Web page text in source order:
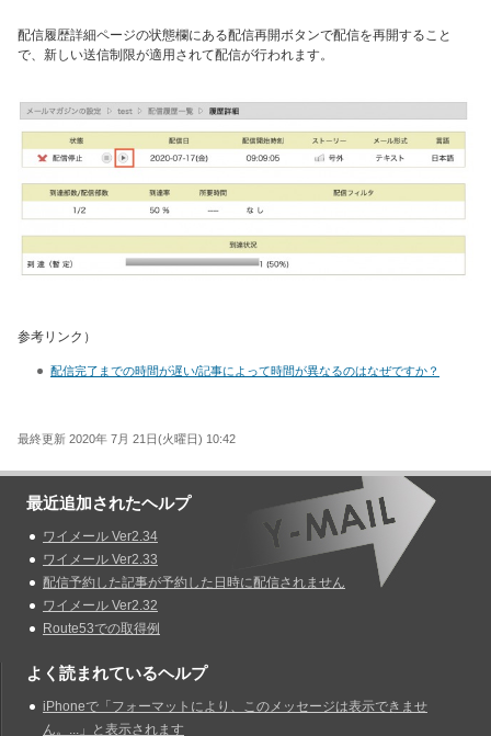
配信履歴詳細ページの状態欄にある配信再開ボタンで配信を再開すること
で、新しい送信制限が適用されて配信が行われます。
参考リンク）
配信完了までの時間が遅い/記事によって時間が異なるのはなぜですか？
最終更新 2020年 7月 21日(火曜日) 10:42
最近追加されたヘルプ
ワイメール Ver2.34
ワイメール Ver2.33
配信予約した記事が予約した日時に配信されません
ワイメール Ver2.32
Route53での取得例
よく読まれているヘルプ
iPhoneで「フォーマットにより、このメッセージは表示できませ
ん。...」と表示されます